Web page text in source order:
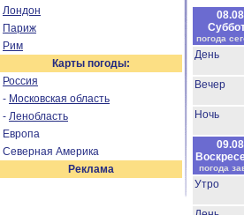
Лондон
Париж
Рим
Карты погоды:
Россия
- Московская область
- Ленобласть
Европа
Северная Америка
Реклама
08.08
погода
День
Вечер
Ночь
09.08
погода
Утро